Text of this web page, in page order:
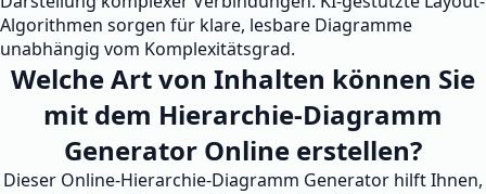
Algorithmen sorgen für klare, lesbare Diagramme
unabhängig vom Komplexitätsgrad.
Welche Art von Inhalten können Sie
mit dem Hierarchie-Diagramm
Generator Online erstellen?
Dieser Online-Hierarchie-Diagramm Generator hilft Ihnen,